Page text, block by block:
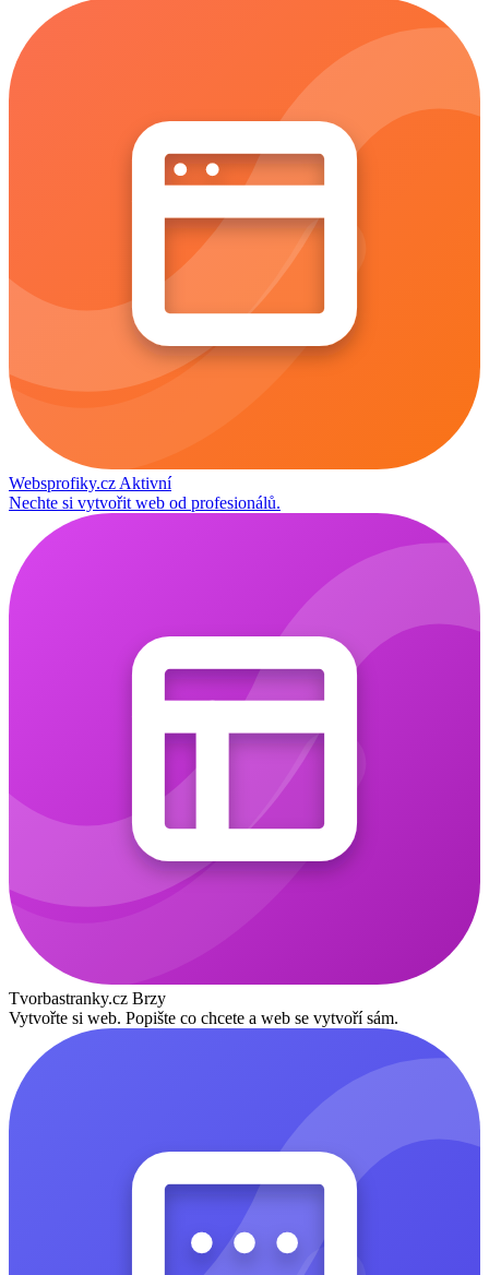
Websprofiky.cz Aktivní
Nechte si vytvořit web od profesionálů.
Tvorbastranky.cz Brzy
Vytvořte si web. Popište co chcete a web se vytvoří sám.